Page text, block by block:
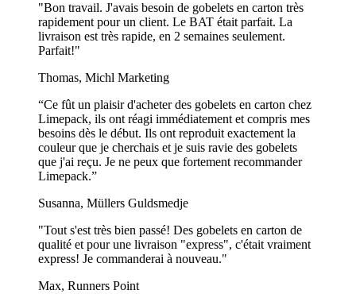
"Bon travail. J'avais besoin de gobelets en carton très
rapidement pour un client. Le BAT était parfait. La
livraison est très rapide, en 2 semaines seulement.
Parfait!"
Thomas, Michl Marketing
“Ce fût un plaisir d'acheter des gobelets en carton chez
Limepack, ils ont réagi immédiatement et compris mes
besoins dès le début. Ils ont reproduit exactement la
couleur que je cherchais et je suis ravie des gobelets
que j'ai reçu. Je ne peux que fortement recommander
Limepack.”
Susanna, Müllers Guldsmedje
"Tout s'est très bien passé! Des gobelets en carton de
qualité et pour une livraison "express", c'était vraiment
express! Je commanderai à nouveau."
Max, Runners Point